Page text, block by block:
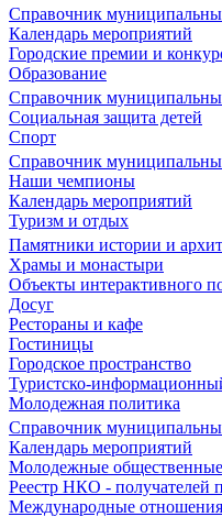
Справочник
Календарь мероприятий
Городские премии и
Образование
Справочник
Социальная защита детей
Спорт
Справочник
Наши чемпионы
Календарь мероприятий
Туризм и отдых
Памятники истории и
Храмы и монастыри
Объекты интерактивного
Досуг
Рестораны и кафе
Гостиницы
Городское пространство
Туристско-
Молодежная политика
Справочник
Календарь мероприятий
Молодежные
Реестр НКО - получателей
Международные отношения